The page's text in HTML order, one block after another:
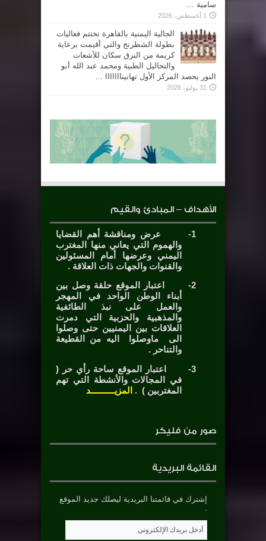
سامية …
1 أغسطس، 2026
الجالية اليمنية بالقاهرة تختتم فعاليات
بطولة الشطرنج والتي أقيمت برعاية
كريمة من البرق سكان للأشعات
والتحاليل الطبية ومحمد عبد الله أبو
النور يحصد المركز الأول تهانينااااااا …
31 يوليو، 2026
الأهداف – المبادئ والقيم
1-
عرض ومناقشة أهم القضايا
والهموم التي يعاني منها المغترب
اليمني وعرضها أمام المسئولين
والقنوات والجهات ذات العلاقة .
2-
اعتبار الموقع حلقة وصل بين
أبناء الوطن الواحد في المهجر
والعمل على نبذ الطائفية
والمذهبية والحزبية التي دمرت
العلاقات بين اليمنيين حتى وصلوا
الى ماوصلوا اليه من القطيعة
والتناحر .
3-
اعتبار الموقع ساحة رأي حر (
في المجالات والأنشطة التي تهم
المغتربين ) .
المزيــــــــــد
صور من فليكر
القائمة البريدية
إشترك في قائمتنا البريدية ليصلك جديد الموقع